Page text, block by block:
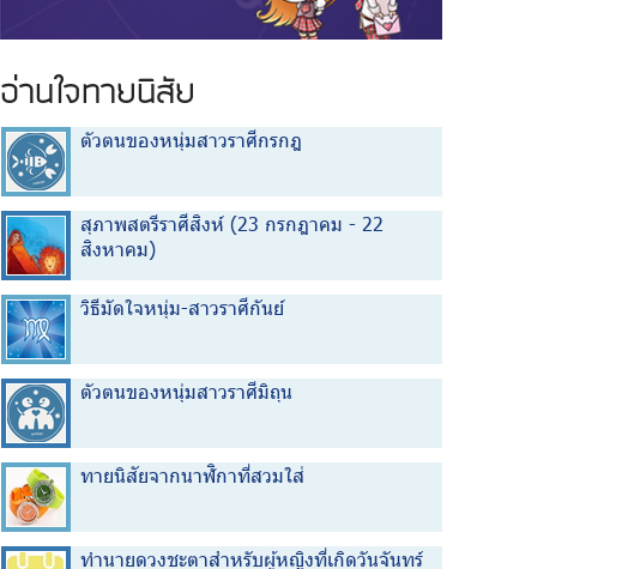
อ่านใจทายนิสัย
ตัวตนของหนุ่มสาวราศีกรกฎ
สุภาพสตรีราศีสิงห์ (23 กรกฎาคม - 22
สิงหาคม)
วิธีมัดใจหนุ่ม-สาวราศีกันย์
ตัวตนของหนุ่มสาวราศีมิถุน
ทายนิสัยจากนาฬิกาที่สวมใส่
ทำนายดวงชะตาสำหรับผู้หญิงที่เกิดวันจันทร์